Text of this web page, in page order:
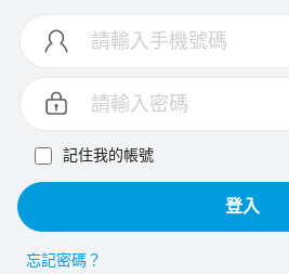
記住我的帳號
登入
忘記密碼？